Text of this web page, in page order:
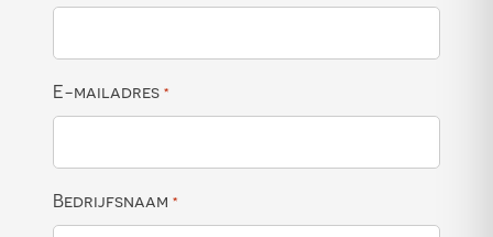
E-mailadres *
Bedrijfsnaam *